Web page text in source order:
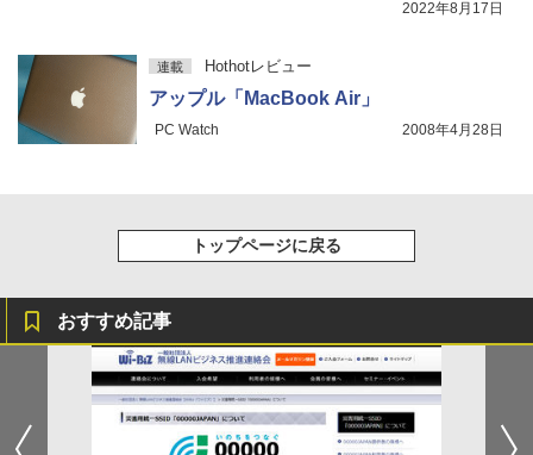
2022年8月17日
連載 Hothotレビュー
アップル「MacBook Air」
PC Watch 2008年4月28日
トップページに戻る
おすすめ記事